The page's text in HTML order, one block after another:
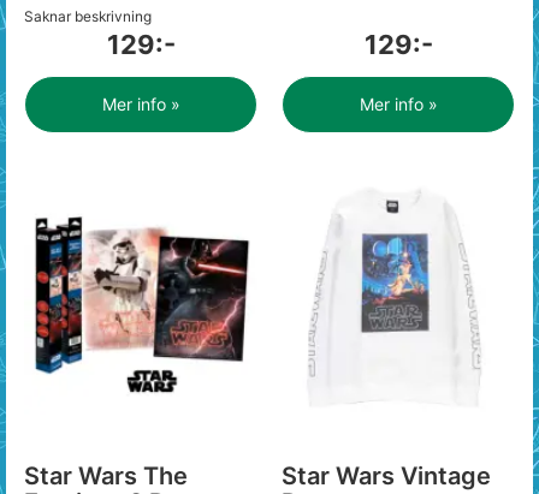
Saknar beskrivning
129:-
Mer info »
129:-
Mer info »
Star Wars The
Star Wars Vintage